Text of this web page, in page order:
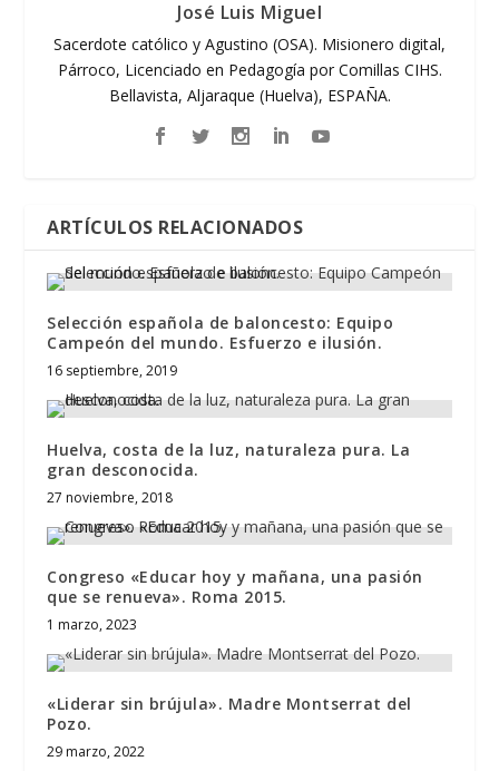
José Luis Miguel
Sacerdote católico y Agustino (OSA). Misionero digital,
Párroco, Licenciado en Pedagogía por Comillas CIHS.
Bellavista, Aljaraque (Huelva), ESPAÑA.
ARTÍCULOS RELACIONADOS
Selección española de baloncesto: Equipo
Campeón del mundo. Esfuerzo e ilusión.
16 septiembre, 2019
Huelva, costa de la luz, naturaleza pura. La
gran desconocida.
27 noviembre, 2018
Congreso «Educar hoy y mañana, una pasión
que se renueva». Roma 2015.
1 marzo, 2023
«Liderar sin brújula». Madre Montserrat del
Pozo.
29 marzo, 2022